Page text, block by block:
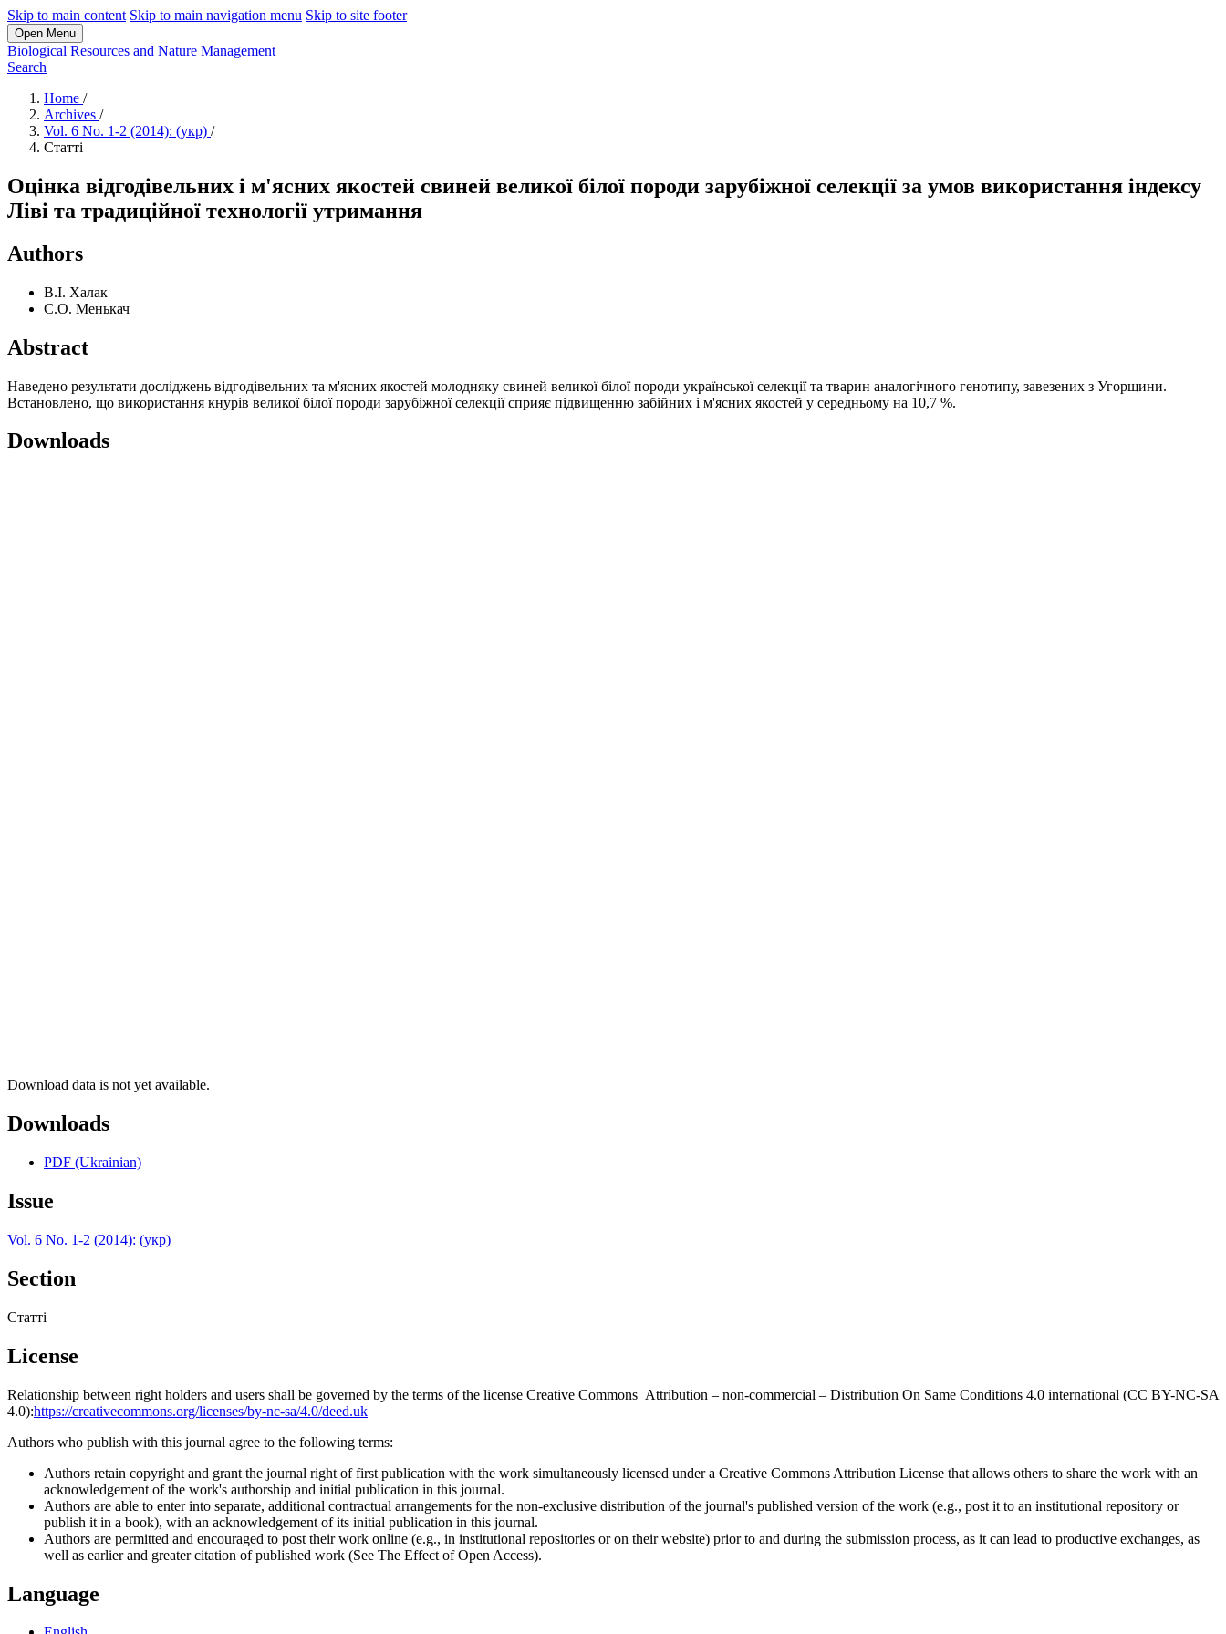
Skip to main content Skip to main navigation menu Skip to site footer
Open Menu
Biological Resources and Nature Management
Search
Home /
Archives /
Vol. 6 No. 1-2 (2014): (укр) /
Статті
Оцінка відгодівельних і м'ясних якостей свиней великої білої породи зарубіжної селекції за умов використання індексу
Ліві та традиційної технології утримання
Authors
В.І. Халак
С.О. Менькач
Abstract
Наведено результати досліджень відгодівельних та м'ясних якостей молодняку свиней великої білої породи української селекції та тварин аналогічного генотипу, завезених з Угорщини.
Встановлено, що використання кнурів великої білої породи зарубіжної селекції сприяє підвищенню забійних і м'ясних якостей у середньому на 10,7 %.
Downloads
Download data is not yet available.
Downloads
PDF (Ukrainian)
Issue
Vol. 6 No. 1-2 (2014): (укр)
Section
Статті
License
Relationship between right holders and users shall be governed by the terms of the license Creative Commons Attribution – non-commercial – Distribution On Same Conditions 4.0 international (CC BY-NC-SA
4.0):https://creativecommons.org/licenses/by-nc-sa/4.0/deed.uk
Authors who publish with this journal agree to the following terms:
Authors retain copyright and grant the journal right of first publication with the work simultaneously licensed under a Creative Commons Attribution License that allows others to share the work with an
acknowledgement of the work's authorship and initial publication in this journal.
Authors are able to enter into separate, additional contractual arrangements for the non-exclusive distribution of the journal's published version of the work (e.g., post it to an institutional repository or
publish it in a book), with an acknowledgement of its initial publication in this journal.
Authors are permitted and encouraged to post their work online (e.g., in institutional repositories or on their website) prior to and during the submission process, as it can lead to productive exchanges, as
well as earlier and greater citation of published work (See The Effect of Open Access).
Language